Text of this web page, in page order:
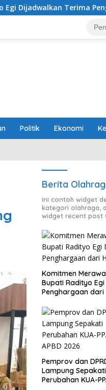
Penghargaan dari
Politik Ekonomi
Berita
Ini contoh widget
kategori olahraga,
widget recent post
Komitmen
Bupati Radityo
Penghargaan dari
Pemprov dan
Lampung Sepakati
Perubahan KUA-